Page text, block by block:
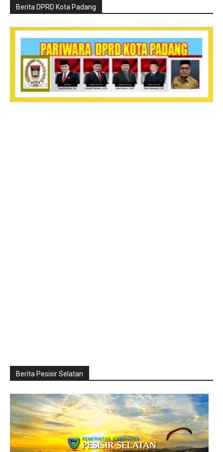
Berita DPRD Kota Padang
Berita Pesisir Selatan